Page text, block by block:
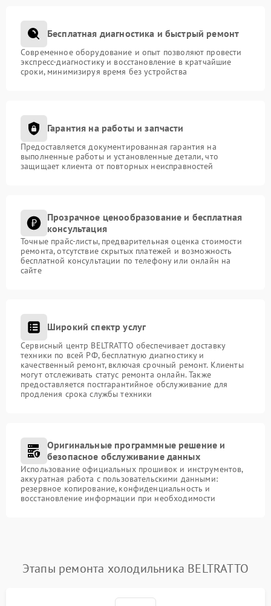
Бесплатная диагностика и быстрый ремонт
Современное оборудование и опыт позволяют провести
экспресс-диагностику и восстановление в кратчайшие
сроки, минимизируя время без устройства
Гарантия на работы и запчасти
Предоставляется документированная гарантия на
выполненные работы и установленные детали, что
защищает клиента от повторных неисправностей
Прозрачное ценообразование и бесплатная
консультация
Точные прайс-листы, предварительная оценка стоимости
ремонта, отсутствие скрытых платежей и возможность
бесплатной консультации по телефону или онлайн на
сайте
Широкий спектр услуг
Сервисный центр BELTRATTO обеспечивает доставку
техники по всей РФ, бесплатную диагностику и
качественный ремонт, включая срочный ремонт. Клиенты
могут отслеживать статус ремонта онлайн. Также
предоставляется постгарантийное обслуживание для
продления срока службы техники
Оригинальные программные решение и
безопасное обслуживание данных
Использование официальных прошивок и инструментов,
аккуратная работа с пользовательскими данными:
резервное копирование, конфиденциальность и
восстановление информации при необходимости
Этапы ремонта холодильника BELTRATTO